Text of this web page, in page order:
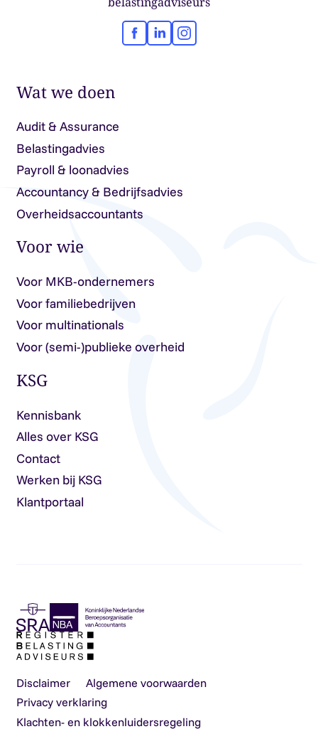
Facebook
LinkedInInstagram
Wat we doen
Audit & Assurance
Belastingadvies
Payroll & loonadvies
Accountancy & Bedrijfsadvies
Overheidsaccountants
Voor wie
Voor MKB-ondernemers
Voor familiebedrijven
Voor multinationals
Voor (semi-)publieke overheid
KSG
Kennisbank
Alles over KSG
Contact
Werken bij KSG
Klantportaal
Disclaimer
Algemene voorwaarden
Privacy verklaring
Klachten- en klokkenluidersregeling